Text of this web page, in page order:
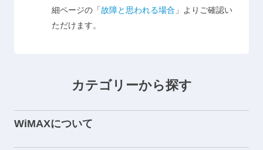
細ページの「故障と思われる場合 」よりご確認い
ただけます。
カテゴリーから探す
WiMAXについて